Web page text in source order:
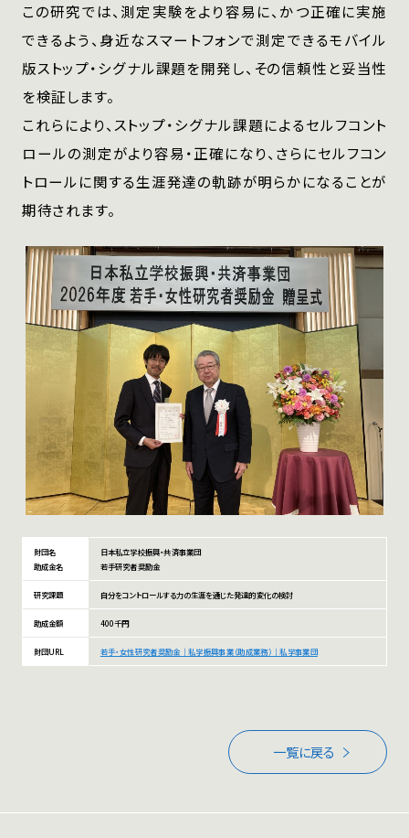
この研究では、測定実験をより容易に、かつ正確に実施
できるよう、身近なスマートフォンで測定できるモバイル
版ストップ・シグナル課題を開発し、その信頼性と妥当性
を検証します。
これらにより、ストップ・シグナル課題によるセルフコント
ロールの測定がより容易・正確になり、さらにセルフコン
トロールに関する生涯発達の軌跡が明らかになることが
期待されます。
財団名
助成金名
日本私立学校振興・共済事業団
若手研究者奨励金
研究課題 自分をコントロールする力の生涯を通じた発達的変化の検討
助成金額 400千円
財団URL 若手・女性研究者奨励金｜私学振興事業（助成業務）｜私学事業団
一覧に戻る